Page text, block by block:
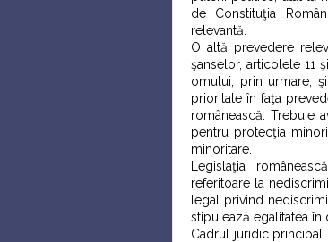
de Constituţia
relevantă.
O altă prevedere
şanselor, articolele 11
omului, prin urmare,
prioritate în faţa
românească. Trebuie
pentru protecţia
minoritare.
Legislaţia
referitoare la
legal privind
stipulează egalitatea în
Cadrul juridic